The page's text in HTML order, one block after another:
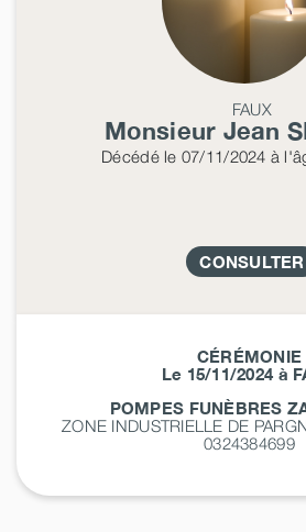
FAUX
Monsieur Jean
Décédéle 07/11/2024 à
CONSULTER
CÉRÉMONIE
Le 15/11/2024 à
POMPES FUNÈBRES
ZONE INDUSTRIELLE DE
0324384699